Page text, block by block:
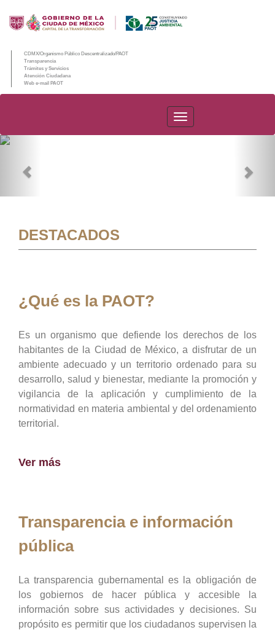
CDMX/Organismo Público Descentralizado/PAOT
Transparencia
Trámites y Servicios
Atención Ciudadana
Web e-mail PAOT
PAOT
DESTACADOS
¿Qué es la PAOT?
Es un organismo que defiende los derechos de los
habitantes de la Ciudad de México, a disfrutar de un
ambiente adecuado y un territorio ordenado para su
desarrollo, salud y bienestar, mediante la promoción y
vigilancia de la aplicación y cumplimiento de la
normatividad en materia ambiental y del ordenamiento
territorial.
Ver más
Transparencia e información
pública
La transparencia gubernamental es la obligación de
los gobiernos de hacer pública y accesible la
información sobre sus actividades y decisiones. Su
propósito es permitir que los ciudadanos supervisen la